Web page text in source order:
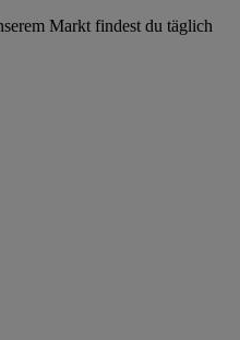
Markt findest du täglich